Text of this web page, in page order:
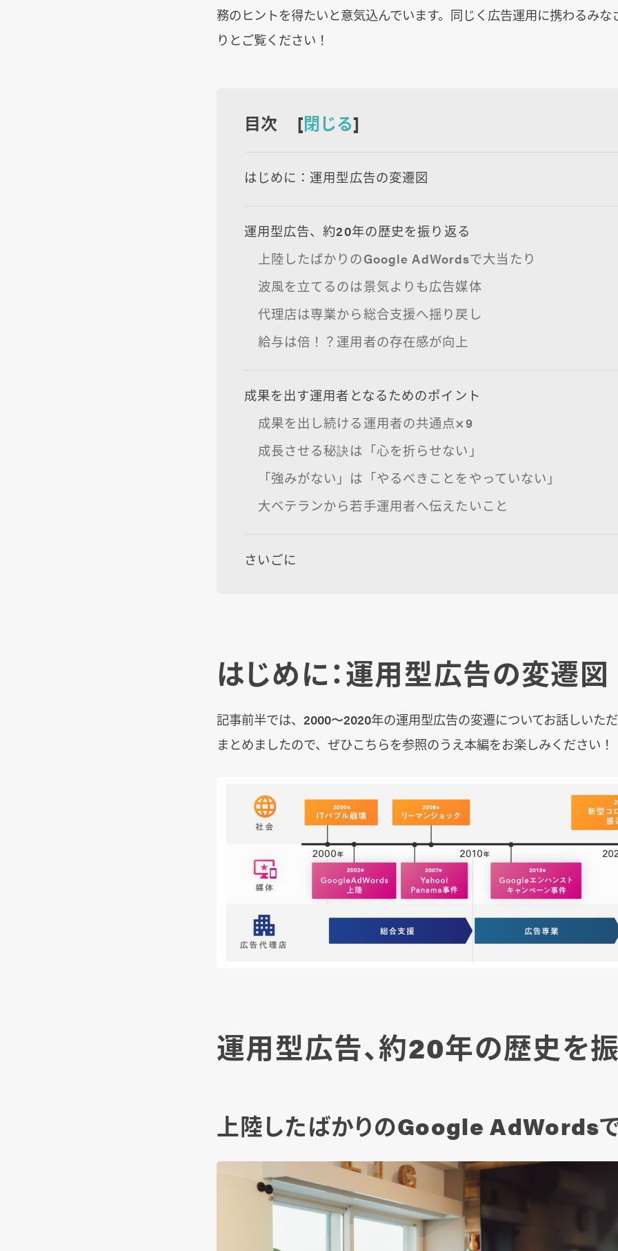
務のヒントを得たいと意気込んでいます。同じく広告運用に携わるみな
りとご覧ください！
目次 [閉じる]
はじめに：運用型広告の変遷図
運用型広告、約20年の歴史を振り返る
上陸したばかりのGoogle AdWordsで大当たり
波風を立てるのは景気よりも広告媒体
代理店は専業から総合支援へ揺り戻し
給与は倍！？運用者の存在感が向上
成果を出す運用者となるためのポイント
成果を出し続ける運用者の共通点×9
成長させる秘訣は「心を折らせない」
「強みがない」は「やるべきことをやっていない」
大ベテランから若手運用者へ伝えたいこと
さいごに
はじめに：運用型広告の変遷図
記事前半では、2000〜2020年の運用型広告の変遷についてお話しいた
まとめましたので、ぜひこちらを参照のうえ本編をお楽しみください！
運用型広告、約20年の歴史を
上陸したばかりのGoogle AdWords